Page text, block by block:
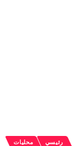
رئيسي محليات